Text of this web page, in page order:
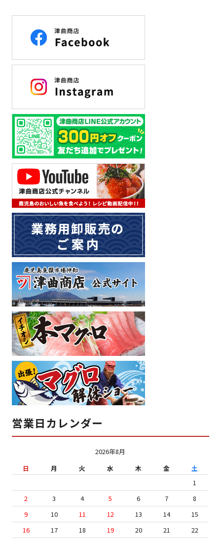
営業日カレンダー
2026年8月
日
月 火 水 木 金
土
1
2
3 4 5 6 7
8
9
10 11 12 13 14
15
16
17 18 19 20 21
22